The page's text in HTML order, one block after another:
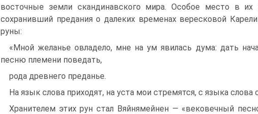
восточные земли скандинавского мира. Особое место в их
сохранивший предания о далеких временах вересковой
руны:
«Мной желанье овладело, мне на ум явилась дума: дать
песню племени поведать,
рода древнего преданье.
На язык слова приходят, на уста мои стремятся, с языка
Хранителем этих рун стал Вяйнямейнен — «вековечный